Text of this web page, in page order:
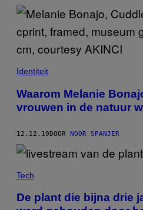
Identiteit
Waarom Melanie
vrouwen in de natuur
12.12.19DOOR NOOR SPANJER
Tech
De plant die bijna drie